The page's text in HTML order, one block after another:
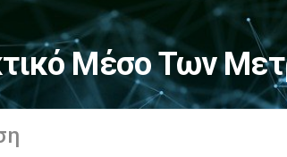
Μέσο Των